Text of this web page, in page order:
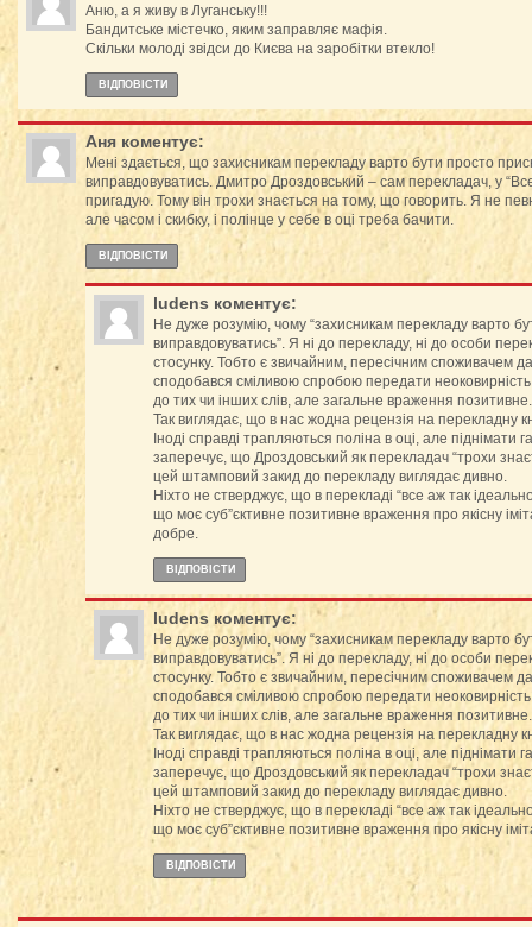
Аню, а я живу в Луганську!!!
Бандитське містечко, яким заправляє мафія.
Скільки молоді звідси до Києва на заробітки втекло!
ВІДПОВІCТИ
Аня коментує:
Мені здається, що захисникам перекладу варто бути просто
виправдовуватись. Дмитро Дроздовський – сам перекладач, у
пригадую. Тому він трохи знається на тому, що говорить. Я не
але часом і скибку, і полінце у себе в оці треба бачити.
ВІДПОВІCТИ
ludens коментує:
Не дуже розумію, чому “захисникам перекладу варто
виправдовуватись”. Я ні до перекладу, ні до особи
стосунку. Тобто є звичайним, пересічним споживачем
сподобався сміливою спробою передати
до тих чи інших слів, але загальне враження позитивне.
Так виглядає, що в нас жодна рецензія на перекладну
Іноді справді трапляються поліна в оці, але піднімати
заперечує, що Дроздовський як перекладач “трохи
цей штамповий закид до перекладу виглядає дивно.
Ніхто не стверджує, що в перекладі “все аж так
що моє суб”єктивне позитивне враження про якісну
добре.
ВІДПОВІCТИ
ludens коментує:
Не дуже розумію, чому “захисникам перекладу варто
виправдовуватись”. Я ні до перекладу, ні до особи
стосунку. Тобто є звичайним, пересічним споживачем
сподобався сміливою спробою передати
до тих чи інших слів, але загальне враження позитивне.
Так виглядає, що в нас жодна рецензія на перекладну
Іноді справді трапляються поліна в оці, але піднімати
заперечує, що Дроздовський як перекладач “трохи
цей штамповий закид до перекладу виглядає дивно.
Ніхто не стверджує, що в перекладі “все аж так
що моє суб”єктивне позитивне враження про якісну
ВІДПОВІCТИ